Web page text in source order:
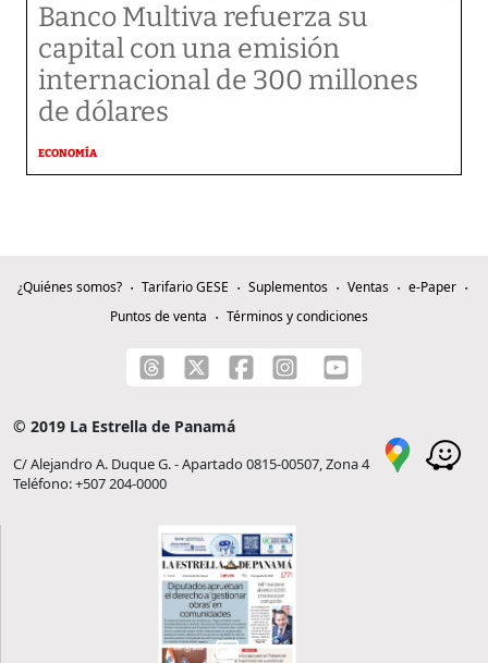
Banco Multiva refuerza su
capital con una emisión
internacional de 300 millones
de dólares
ECONOMÍA
¿Quiénes somos? Tarifario GESE Suplementos Ventas
e-Paper
Puntos de venta
Términos y condiciones
© 2019 La Estrella de Panamá
C/ Alejandro A. Duque G. - Apartado 0815-00507, Zona 4
Teléfono: +507 204-0000